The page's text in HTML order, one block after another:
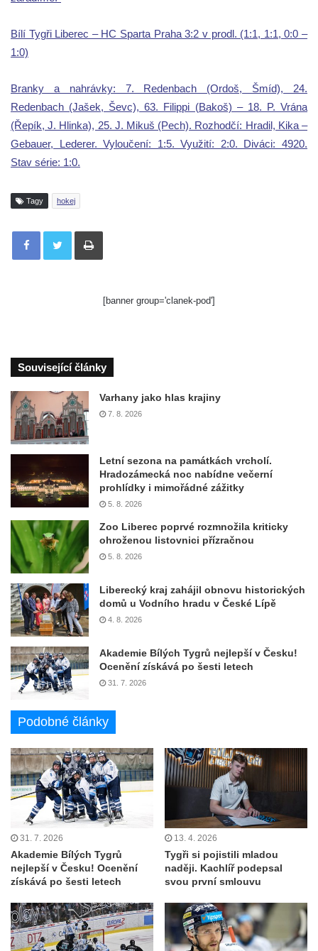
Bílí Tygři Liberec – HC Sparta Praha 3:2 v prodl. (1:1, 1:1, 0:0 –
1:0)
Branky a nahrávky: 7. Redenbach (Ordoš, Šmíd), 24.
Redenbach (Jašek, Ševc), 63. Filippi (Bakoš) – 18. P. Vrána
(Řepík, J. Hlinka), 25. J. Mikuš (Pech). Rozhodčí: Hradil, Kika –
Gebauer, Lederer. Vyloučení: 1:5. Využití: 2:0. Diváci: 4920.
Stav série: 1:0.
Tagy hokej
Tisknout
[banner group='clanek-pod']
Související články
Varhany jako hlas krajiny
7. 8. 2026
Letní sezona na památkách vrcholí.
Hradozámecká noc nabídne večerní
prohlídky i mimořádné zážitky
5. 8. 2026
Zoo Liberec poprvé rozmnožila kriticky
ohroženou listovnici přízračnou
5. 8. 2026
Liberecký kraj zahájil obnovu historických
domů u Vodního hradu v České Lípě
4. 8. 2026
Akademie Bílých Tygrů nejlepší v Česku!
Ocenění získává po šesti letech
31. 7. 2026
Podobné články
31. 7. 2026
Akademie Bílých Tygrů
nejlepší v Česku! Ocenění
získává po šesti letech
13. 4. 2026
Tygři si pojistili mladou
naději. Kachlíř podepsal
svou první smlouvu